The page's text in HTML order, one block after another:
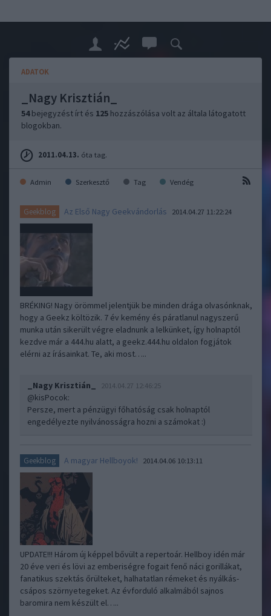
ADATOK
_Nagy Krisztián_
54bejegyzést írt és 125 hozzászólása volt az általa látogatott
blogokban.
2011.04.13. óta tag.
Admin Szerkesztő Tag Vendég
Geekblog Az Első Nagy Geekvándorlás 2014.04.27 11:22:24
BRÉKING! Nagy örömmel jelentjük be minden drága olvasónknak,
hogy a Geekz költözik. 7 év kemény és páratlanul nagyszerű
munka után sikerült végre eladnunk a lelkünket, így holnaptól
kezdve már a 444.hu alatt, a geekz.444.hu oldalon fogjátok
elérni az írásainkat. Te, aki most…..
_Nagy Krisztián_ 2014.04.27 12:46:25
@kisPocok:
Persze, mert a pénzügyi főhatóság csak holnaptól
engedélyezte nyilvánosságra hozni a számokat :)
Geekblog A magyar Hellboyok! 2014.04.06 10:13:11
UPDATE!!! Három új képpel bővült a repertoár. Hellboy idén már
20 éve veri és lövi az emberiségre fogait fenő náci gorillákat,
fanatikus szektás őrülteket, halhatatlan rémeket és nyálkás-
csápos szörnyetegeket. Az évforduló alkalmából sajnos
baromira nem készült el…..